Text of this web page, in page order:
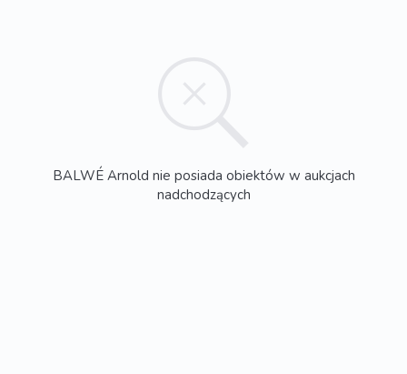
BALWÉ Arnold nie posiada obiektów w aukcjach
nadchodzących